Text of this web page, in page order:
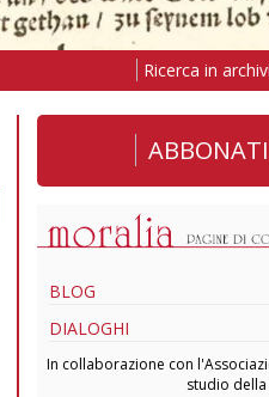
Ricerca in
BLOG
DIALOGHI
In collaborazione con
studio